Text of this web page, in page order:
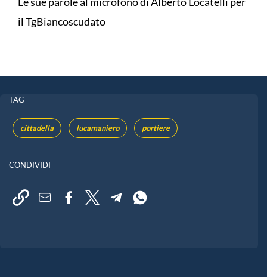
il TgBiancoscudato
TAG
cittadella lucamaniero portiere
CONDIVIDI